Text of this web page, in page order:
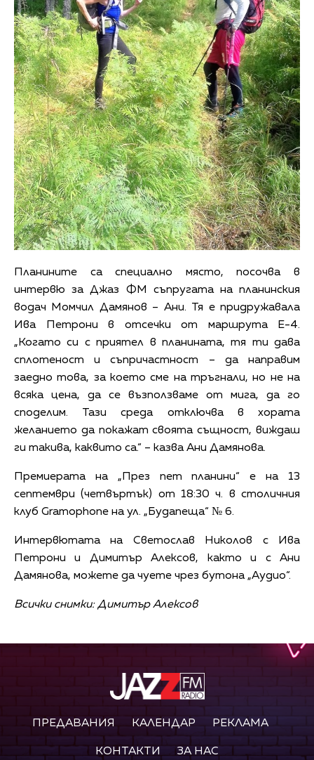
Планините са специално място, посочва в
интервю за Джаз ФМ съпругата на планинския
водач Момчил Дамянов – Ани. Тя е придружавала
Ива Петрони в отсечки от маршрута Е-4.
„Когато си с приятел в планината, тя ти дава
сплотеност и съпричастност – да направим
заедно това, за което сме на тръгнали, но не на
всяка цена, да се възползваме от мига, да го
споделим. Тази среда отключва в хората
желанието да покажат своята същност, виждаш
ги такива, каквито са.“ – казва Ани Дамянова.
Премиерата на „През пет планини“ е на 13
септември (четвъртък) от 18:30 ч. в столичния
клуб Gramophone на ул. „Будапеща“ № 6.
Интервютата на Светослав Николов с Ива
Петрони и Димитър Алексов, както и с Ани
Дамянова, можете да чуете чрез бутона „Аудио“.
Всички снимки: Димитър Алексов
ПРЕДАВАНИЯ КАЛЕНДАР РЕКЛАМА
КОНТАКТИ ЗА НАС